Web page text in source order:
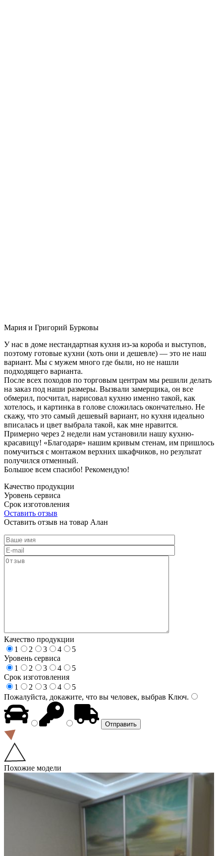
Мария и Григорий Бурковы
У нас в доме нестандартная кухня из-за короба и выступов,
поэтому готовые кухни (хоть они и дешевле) — это не наш
вариант. Мы с мужем много где были, но не нашли
подходящего варианта.
После всех походов по торговым центрам мы решили делать
на заказ под наши размеры. Вызвали замерщика, он все
обмерил, посчитал, нарисовал кухню именно такой, как
хотелось, и картинка в голове сложилась окончательно. Не
скажу, что это самый дешевый вариант, но кухня идеально
вписалась и цвет выбрала такой, как мне нравится.
Примерно через 2 недели нам установили нашу кухню-
красавицу! «Благодаря» нашим кривым стенам, им пришлось
помучиться с монтажом верхних шкафчиков, но результат
получился отменный.
Большое всем спасибо! Рекомендую!
Качество продукции
Уровень сервиса
Срок изготовления
Оставить отзыв
Оставить отзыв на товар Алан
Качество продукции
1
2 3 4
5
Уровень сервиса
1
2 3 4
5
Срок изготовления
1
2 3 4
5
Пожалуйста, докажите, что вы человек, выбрав Ключ.
Похожие модели